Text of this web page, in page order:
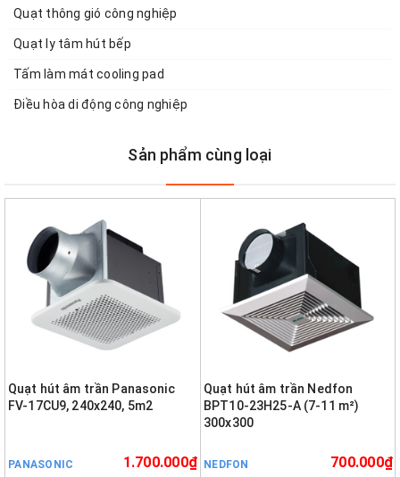
Quạt thông gió công nghiệp
Quạt ly tâm hút bếp
Tấm làm mát cooling pad
Điều hòa di động công nghiệp
Sản phẩm cùng loại
Quạt hút âm trần Panasonic
FV-17CU9, 240x240, 5m2
PANASONIC 1.700.000₫
Quạt hút âm trần Nedfon
BPT10-23H25-A (7-11 m²)
300x300
NEDFON 700.000₫